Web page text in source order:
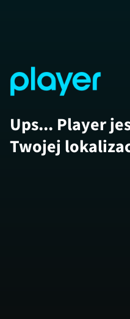
Ups... Player
Twojej